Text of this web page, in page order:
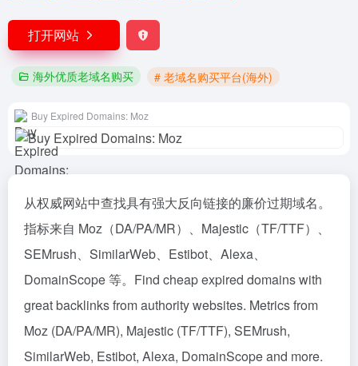
打开网站
海外优质老域名购买 # 老域名购买平台(海外)
Buy Expired Domains: Moz
从权威网站中查找具有强大反向链接的廉价过期域名。
指标来自 Moz（DA/PA/MR）、Majestic（TF/TTF）、
SEMrush、SimilarWeb、Estibot、Alexa、
DomainScope 等。Find cheap expired domains with
great backlinks from authority websites. Metrics from
Moz (DA/PA/MR), Majestic (TF/TTF), SEMrush,
SimilarWeb, Estibot, Alexa, DomainScope and more.